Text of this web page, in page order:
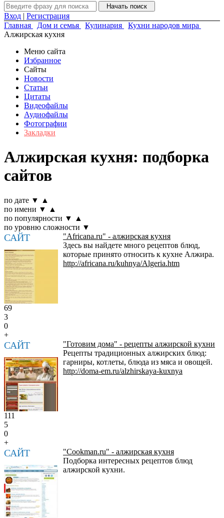
Вход | Регистрация
Главная
Дом и семья Кулинария
Кухни народов мира
Алжирская кухня
Меню сайта
Избранное
Сайты
Новости
Статьи
Цитаты
Видеофайлы
Аудиофайлы
Фотографии
Закладки
Алжирская кухня: подборка
сайтов
по дате ▼
▲
по имени ▼
▲
по популярности ▼
▲
по уровню сложности ▼
САЙТ
"Africana.ru" - алжирская кухня
Здесь вы найдете много рецептов блюд,
которые принято относить к кухне Алжира.
http://africana.ru/kuhnya/Algeria.htm
69
3
0
+
САЙТ
"Готовим дома" - рецепты алжирской кухни
Рецепты традиционных алжирских блюд:
гарниры, котлеты, блюда из мяса и овощей.
http://doma-em.ru/alzhirskaya-kuxnya
111
5
0
+
САЙТ
"Cookman.ru" - алжирская кухня
Подборка интересных рецептов блюд
алжирской кухни.